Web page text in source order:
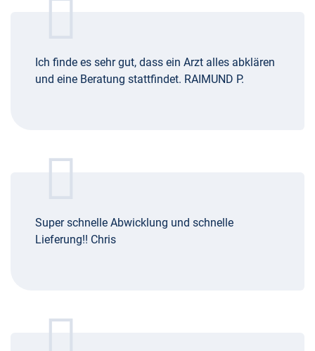
Ich finde es sehr gut, dass ein Arzt alles abklären
und eine Beratung stattfindet. RAIMUND P.
Super schnelle Abwicklung und schnelle
Lieferung!! Chris